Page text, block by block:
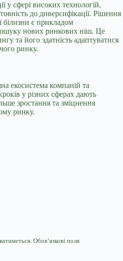
у сфері високих технологій,
до диверсифікації. Рішення
білизни є прикладом
нових ринкових ніш. Це
та його здатність адаптуватися
ринку.
екосистема компаній та
у різних сферах дають
зростання та зміцнення
ринку.
Обов’язкові поля